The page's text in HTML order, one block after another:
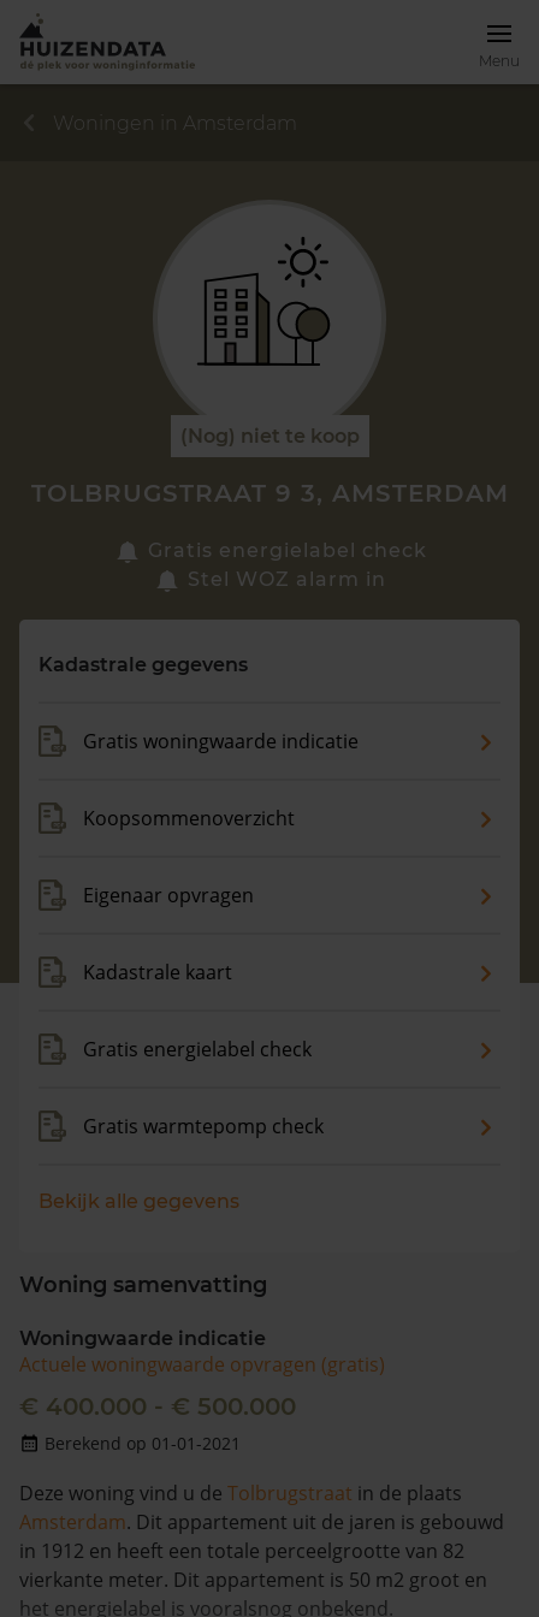
Menu
Zoek een woning
Maandag t/m vrijdag - 08:00 -18:00
Woningen in Amsterdam
(Nog) niet te koop
TOLBRUGSTRAAT 9 3, AMSTERDAM
Gratis energielabel check
Stel WOZ alarm in
Kadastrale gegevens
Gratis woningwaarde indicatie
Koopsommenoverzicht
Eigenaar opvragen
Kadastrale kaart
Gratis energielabel check
Gratis warmtepomp check
Bekijk alle gegevens
Woning samenvatting
Woningwaarde indicatie
Actuele woningwaarde opvragen (gratis)
€ 400.000 - € 500.000
Berekend op 01-01-2021
Deze woning vind u de Tolbrugstraat in de plaats
Amsterdam. Dit appartement uit de jaren is gebouwd
in 1912 en heeft een totale perceelgrootte van 82
vierkante meter. Dit appartement is 50 m2 groot en
het energielabel is vooralsnog onbekend.